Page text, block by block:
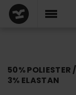
50% POLIESTER
3% ELASTAN